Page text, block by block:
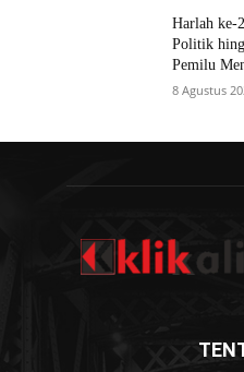
Harlah ke-
Politik
Pemilu
8 Agustus